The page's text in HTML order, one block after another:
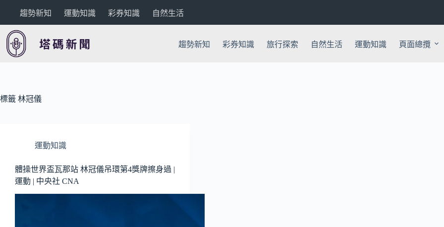
要
內
趨勢新知 運動知識 彩券知識 自然生活
趨勢新知 彩券知識 旅行探索 自然生活 運動知識 頁面總攬
標籤 林冠儀
運動知識
體操世界盃瓦那站 林冠儀吊環第4獎牌擦身過 |
運動 | 中央社 CNA